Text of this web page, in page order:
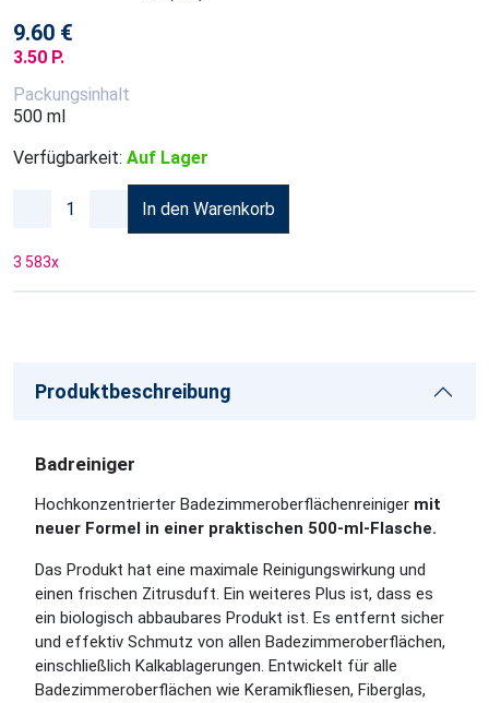
9.60 €
3.50 P.
Packungsinhalt
500 ml
Verfügbarkeit: Auf Lager
In den Warenkorb
3 583x
Produktbeschreibung
Badreiniger
Hochkonzentrierter Badezimmeroberflächenreiniger mit
neuer Formel in einer praktischen 500-ml-Flasche.
Das Produkt hat eine maximale Reinigungswirkung und
einen frischen Zitrusduft. Ein weiteres Plus ist, dass es
ein biologisch abbaubares Produkt ist. Es entfernt sicher
und effektiv Schmutz von allen Badezimmeroberflächen,
einschließlich Kalkablagerungen. Entwickelt für alle
Badezimmeroberflächen wie Keramikfliesen, Fiberglas,